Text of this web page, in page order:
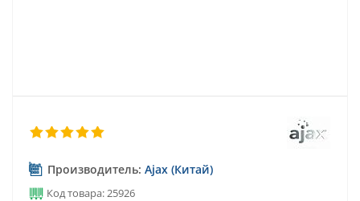
Производитель: Ajax (Китай)
Код товара: 25926